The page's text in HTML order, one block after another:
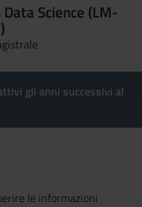
Science (LM-
gli anni successivi al
le informazioni